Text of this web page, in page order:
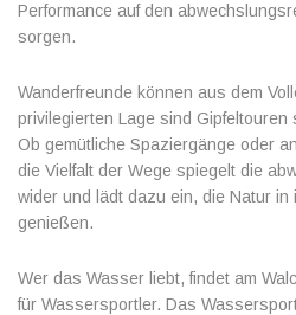
Performance auf den
sorgen.
Wanderfreunde können aus dem
privilegierten Lage sind Gipfeltouren
Ob gemütliche Spaziergänge oder
die Vielfalt der Wege spiegelt die
wider und lädt dazu ein, die Natur
genießen.
Wer das Wasser liebt, findet am
für Wassersportler. Das